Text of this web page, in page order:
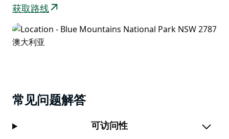
虚拟之旅。
获取路线
常见问题解答
可访问性